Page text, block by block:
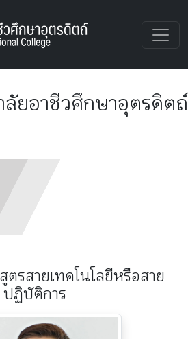
ลัยอาชีวศึกษาอุตรดิตถ์
รสายเทคโนโลยีหรือสาย
ปฏิบัติการ